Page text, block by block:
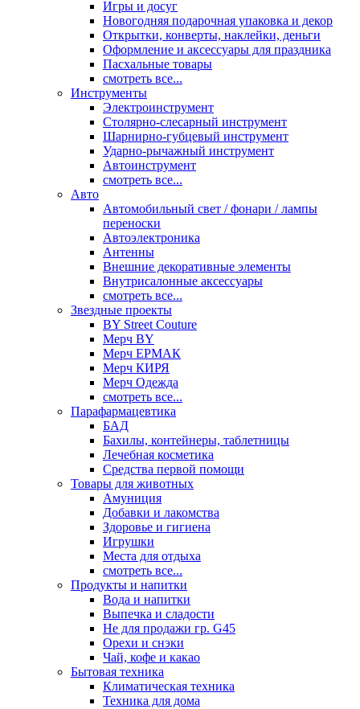
Игры и досуг
Новогодняя подарочная упаковка и декор
Открытки, конверты, наклейки, деньги
Оформление и аксессуары для праздника
Пасхальные товары
смотреть все...
Инструменты
Электроинструмент
Столярно-слесарный инструмент
Шарнирно-губцевый инструмент
Ударно-рычажный инструмент
Автоинструмент
смотреть все...
Авто
Автомобильный свет / фонари / лампы
переноски
Автоэлектроника
Антенны
Внешние декоративные элементы
Внутрисалонные аксессуары
смотреть все...
Звездные проекты
BY Street Couture
Мерч BY
Мерч ЕРМАК
Мерч КИРЯ
Мерч Одежда
смотреть все...
Парафармацевтика
БАД
Бахилы, контейнеры, таблетницы
Лечебная косметика
Средства первой помощи
Товары для животных
Амуниция
Добавки и лакомства
Здоровье и гигиена
Игрушки
Места для отдыха
смотреть все...
Продукты и напитки
Вода и напитки
Выпечка и сладости
Не для продажи гр. G45
Орехи и снэки
Чай, кофе и какао
Бытовая техника
Климатическая техника
Техника для дома